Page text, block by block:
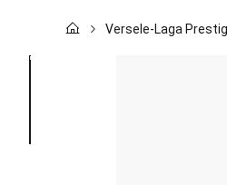
Versele-Laga